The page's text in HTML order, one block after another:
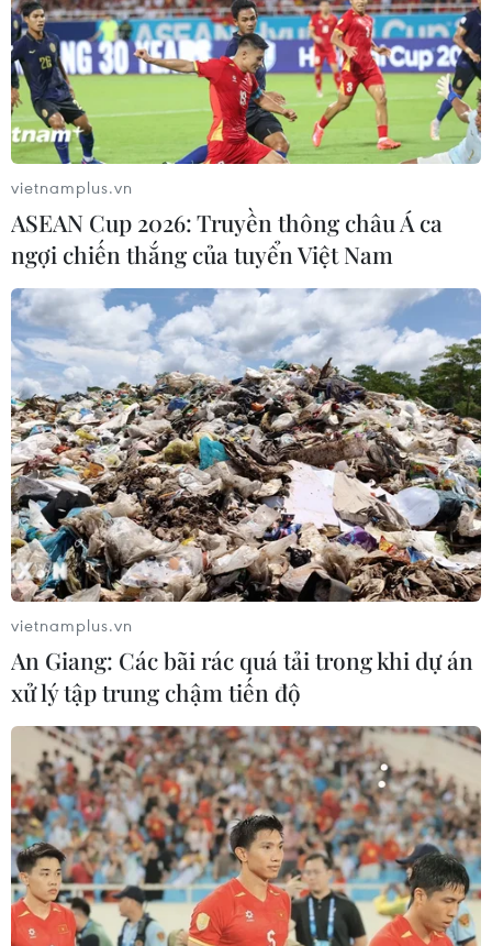
TIN CÙNG CHUYÊN MỤC
Iceland trước cuộc trưng cầu ý dân
về nối lại đàm phán gia nhập EU
08/08/2026 07:54
Italy bác tối hậu thư của Tây Ban Nha
về kiểm soát biên giới
vietnamplus.vn
ASEAN Cup 2026: Truyền thông châu Á ca
ngợi chiến thắng của tuyển Việt Nam
vietnamplus.vn
An Giang: Các bãi rác quá tải trong khi dự án
xử lý tập trung chậm tiến độ